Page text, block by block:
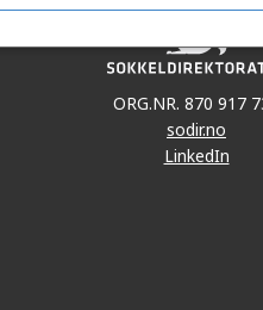
ORG.NR. 870 917
sodir.no
LinkedIn